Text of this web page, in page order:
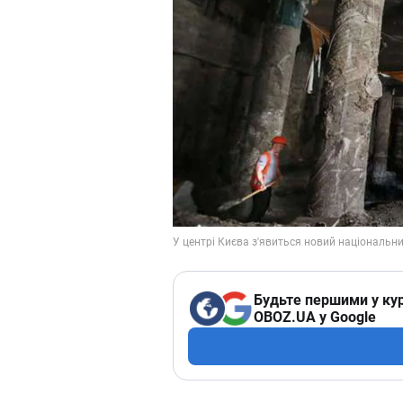
Будьте першими у
OBOZ.UA у Google